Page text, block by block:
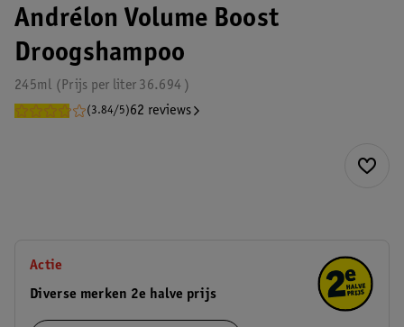
Andrélon Volume Boost
Droogshampoo
245ml 36.694
Prijs per liter
(3.84/5)62 reviews
Actie
Diverse merken 2e halve prijs